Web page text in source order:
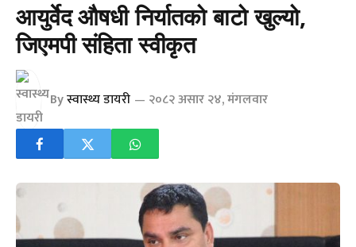
आयुर्वेद औषधी निर्यातको बाटो खुल्यो,
जिएमपी संहिता स्वीकृत
Byस्वास्थ्य डायरी २०८२ असार २४, मंगलवार